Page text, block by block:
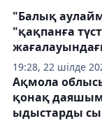
19:28, 22 шілде
"Балық
"қақпанға
Ақмола
қонақ
ыдыстарды